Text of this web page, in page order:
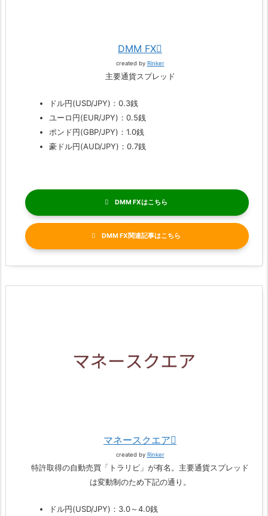
DMM FX
created by Rinker
主要通貨スプレッド
ドル円(USD/JPY)：0.3銭
ユーロ円(EUR/JPY)：0.5銭
ポンド円(GBP/JPY)：1.0銭
豪ドル円(AUD/JPY)：0.7銭
DMM FX
DMM FX関連記事
マネースクエア
created by Rinker
特許取得の自動売買「トラリピ」が有名。主要通貨スプレッド
は変動制のため下記の通り。
ドル円(USD/JPY)：3.0～4.0銭